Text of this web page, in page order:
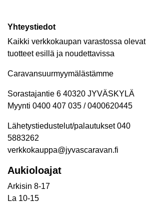
Yhteystiedot
Kaikki verkkokaupan varastossa olevat
tuotteet esillä ja noudettavissa
Caravansuurmyymälästämme
Sorastajantie 6 40320 JYVÄSKYLÄ
Myynti 0400 407 035 / 0400620445
Lähetystiedustelut/palautukset 040
5883262
verkkokauppa@jyvascaravan.fi
Aukioloajat
Arkisin 8-17
La 10-15